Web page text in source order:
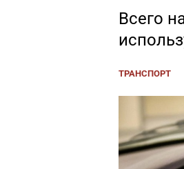
Всего
ТРАНСПОРТ